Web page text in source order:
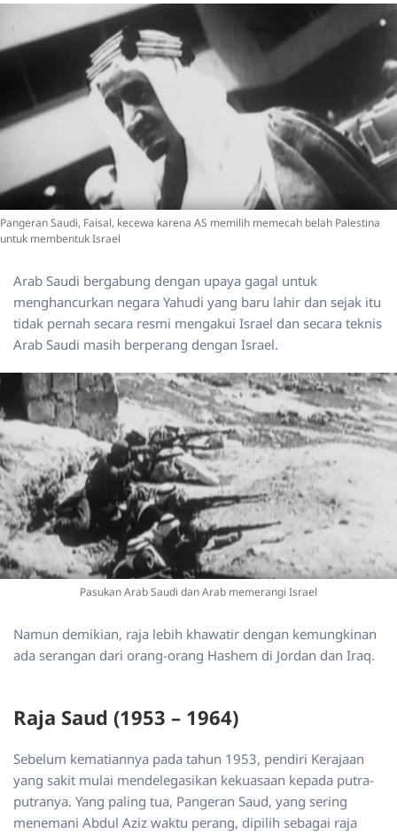
Pangeran Saudi, Faisal, kecewa karena AS memilih memecah belah Palestina
untuk membentuk Israel
Arab Saudi bergabung dengan upaya gagal untuk
menghancurkan negara Yahudi yang baru lahir dan sejak itu
tidak pernah secara resmi mengakui Israel dan secara teknis
Arab Saudi masih berperang dengan Israel.
Pasukan Arab Saudi dan Arab memerangi Israel
Namun demikian, raja lebih khawatir dengan kemungkinan
ada serangan dari orang-orang Hashem di Jordan dan Iraq.
Raja Saud (1953 – 1964)
Sebelum kematiannya pada tahun 1953, pendiri Kerajaan
yang sakit mulai mendelegasikan kekuasaan kepada putra-
putranya. Yang paling tua, Pangeran Saud, yang sering
menemani Abdul Aziz waktu perang, dipilih sebagai raja